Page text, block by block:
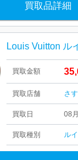
買取品詳細
買取金額
買取店舗 さ
買取日 08
買取種別 ル